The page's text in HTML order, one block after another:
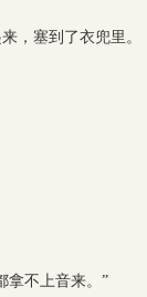
，塞到了衣兜里。
拿不上音来。”